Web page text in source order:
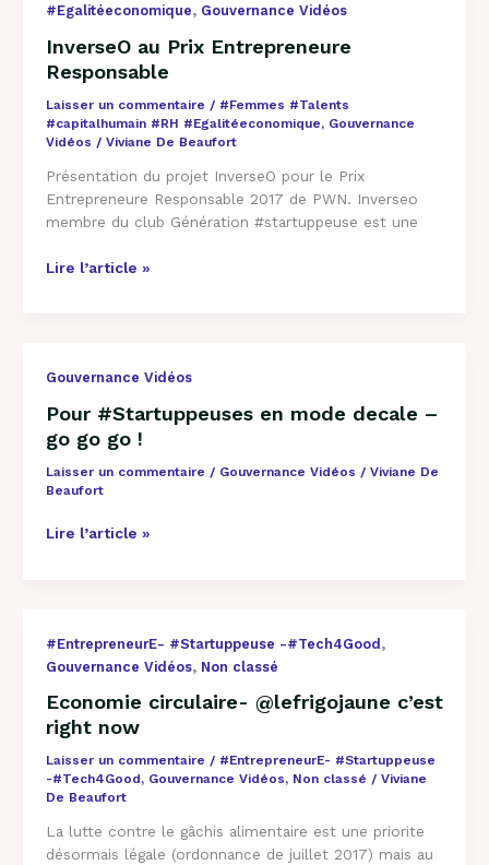
#Egalitéeconomique, Gouvernance Vidéos
InverseO au Prix Entrepreneure
Responsable
Laisser un commentaire / #Femmes #Talents
#capitalhumain #RH #Egalitéeconomique, Gouvernance
Vidéos / Viviane De Beaufort
Présentation du projet InverseO pour le Prix
Entrepreneure Responsable 2017 de PWN. Inverseo
membre du club Génération #startuppeuse est une
Lire l’article »
Gouvernance Vidéos
Pour #Startuppeuses en mode decale –
go go go !
Laisser un commentaire / Gouvernance Vidéos / Viviane De
Beaufort
Pour
en
mode
decale
–
go
Lire l’article »
#EntrepreneurE- #Startuppeuse -#Tech4Good,
Gouvernance Vidéos, Non classé
Economie circulaire- @lefrigojaune c’est
right now
Laisser un commentaire / #EntrepreneurE- #Startuppeuse
-#Tech4Good, Gouvernance Vidéos, Non classé / Viviane
De Beaufort
La lutte contre le gâchis alimentaire est une priorite
désormais légale (ordonnance de juillet 2017) mais au
Economie
circulaire-
c’est
right
now